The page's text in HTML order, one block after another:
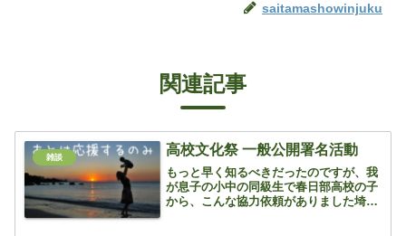
saitamashowinjuku
関連記事
雑談 高校文化祭 一般公開署名活動
もっと早く知るべきだったのですが、我
が息子の小中の同級生で春日部高校の子
から、こんな協力依頼がありました埼玉